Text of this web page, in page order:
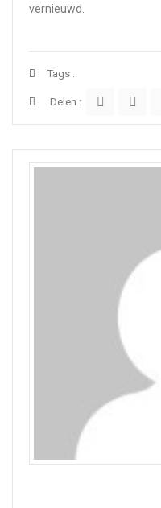
vernieuwd.
Tags :
Delen :